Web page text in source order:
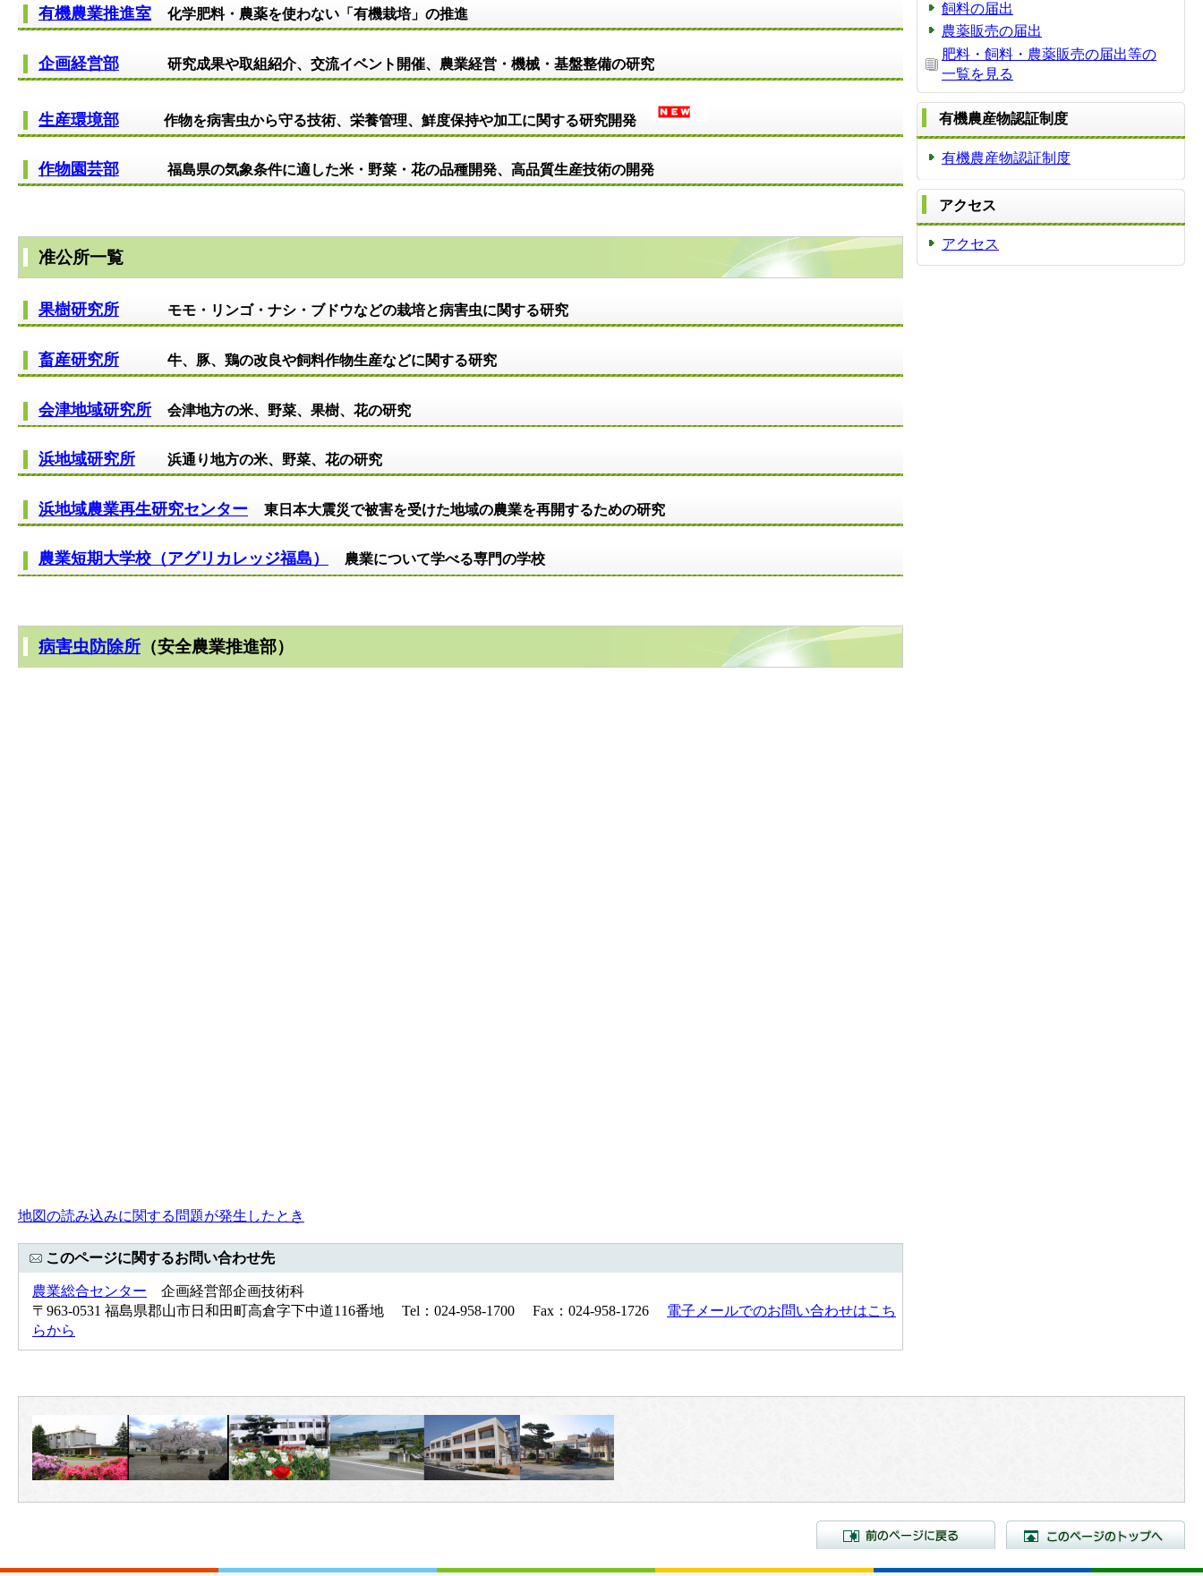
有機農業推進室 化学肥料・農薬を使わない「有機栽培」の推進
企画経営部 研究成果や取組紹介、交流イベント開催、農業経営・機械・基盤整備の研究
生産環境部 作物を病害虫から守る技術、栄養管理、鮮度保持や加工に関する研究開発
作物園芸部 福島県の気象条件に適した米・野菜・花の品種開発、高品質生産技術の開発
准公所一覧
果樹研究所 モモ・リンゴ・ナシ・ブドウなどの栽培と病害虫に関する研究
畜産研究所 牛、豚、鶏の改良や飼料作物生産などに関する研究
会津地域研究所 会津地方の米、野菜、果樹、花の研究
浜地域研究所 浜通り地方の米、野菜、花の研究
浜地域農業再生研究センター 東日本大震災で被害を受けた地域の農業を再開するための研究
農業短期大学校（アグリカレッジ福島） 農業について学べる専門の学校
病害虫防除所 （安全農業推進部）
地図の読み込みに関する問題が発生したとき
このページに関するお問い合わせ先
農業総合センター 企画経営部企画技術科
〒963-0531 福島県郡山市日和田町高倉字下中道116番地 Tel：024-958-1700 Fax：024-958-1726 電子メールでのお問い合わせはこち
らから
飼料の届出
農薬販売の届出
肥料・飼料・農薬販売の届出等の
一覧を見る
有機農産物認証制度
有機農産物認証制度
アクセス
アクセス
前のページに戻る